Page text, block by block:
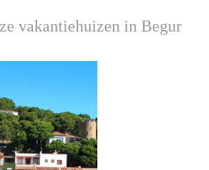
vakantiehuizen in Begur